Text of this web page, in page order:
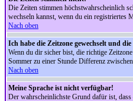
Die Zeiten stimmen höchstwahrscheinlich
wechseln kannst, wenn du ein registriertes
Nach oben
Ich habe die Zeitzone gewechselt und
Wenn du dir sicher bist, die richtige
Sommer zu einer Stunde Differenz
Nach oben
Meine Sprache ist nicht verfügbar!
Der wahrscheinlichste Grund dafür ist,